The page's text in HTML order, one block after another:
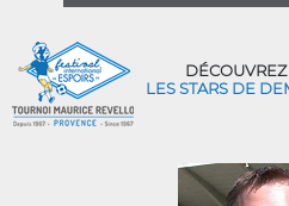
DÉCOUVREZ
LES STARS DE